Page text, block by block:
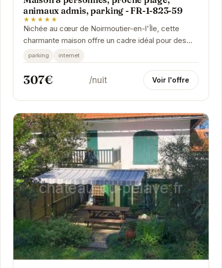
animaux admis, parking - FR-1-823-59
★★★★★
Nichée au cœur de Noirmoutier-en-l'Île, cette
charmante maison offre un cadre idéal pour des
vacances en famille ou entre amis. Sa proximité...
parking internet
307€ /nuit Voir l'offre